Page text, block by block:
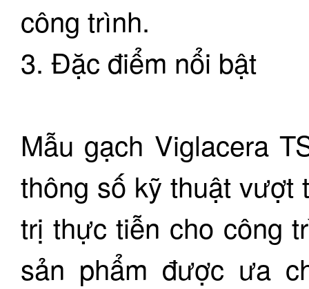
công trình.
3. Đặc điểm nổi bật
Mẫu gạch Viglacera
thông số kỹ thuật vượt
trị thực tiễn cho công
sản phẩm được ưa